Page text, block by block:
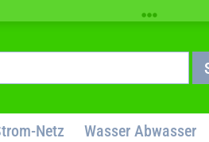
Netz Wasser Abwasser